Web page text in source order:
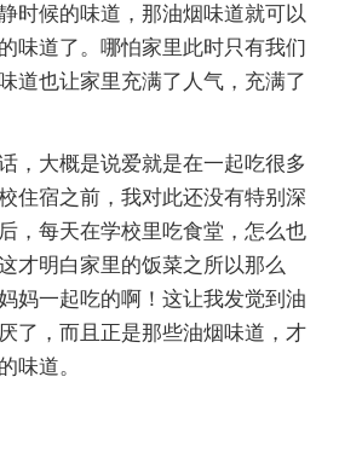
时候的味道，那油烟味道就可以
味道了。哪怕家里此时只有我们
道也让家里充满了人气，充满了
，大概是说爱就是在一起吃很多
住宿之前，我对此还没有特别深
，每天在学校里吃食堂，怎么也
才明白家里的饭菜之所以那么
妈一起吃的啊！这让我发觉到油
了，而且正是那些油烟味道，才
味道。